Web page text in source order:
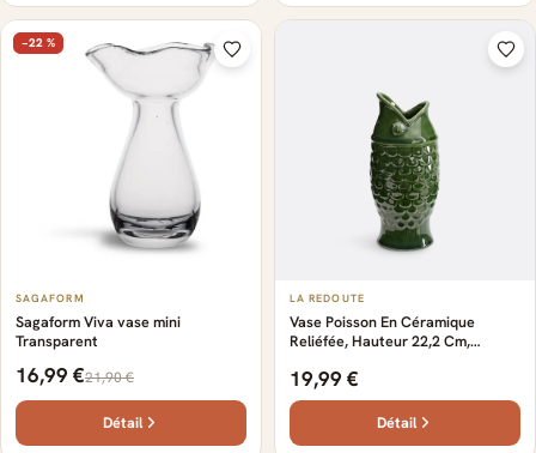
−22 %
SAGAFORM
Sagaform Viva vase mini
Transparent
16,99 €21,90 €
Détail
LA REDOUTE
Vase Poisson En Céramique
Reliéfée, Hauteur 22,2 Cm,
19,99 €
Détail